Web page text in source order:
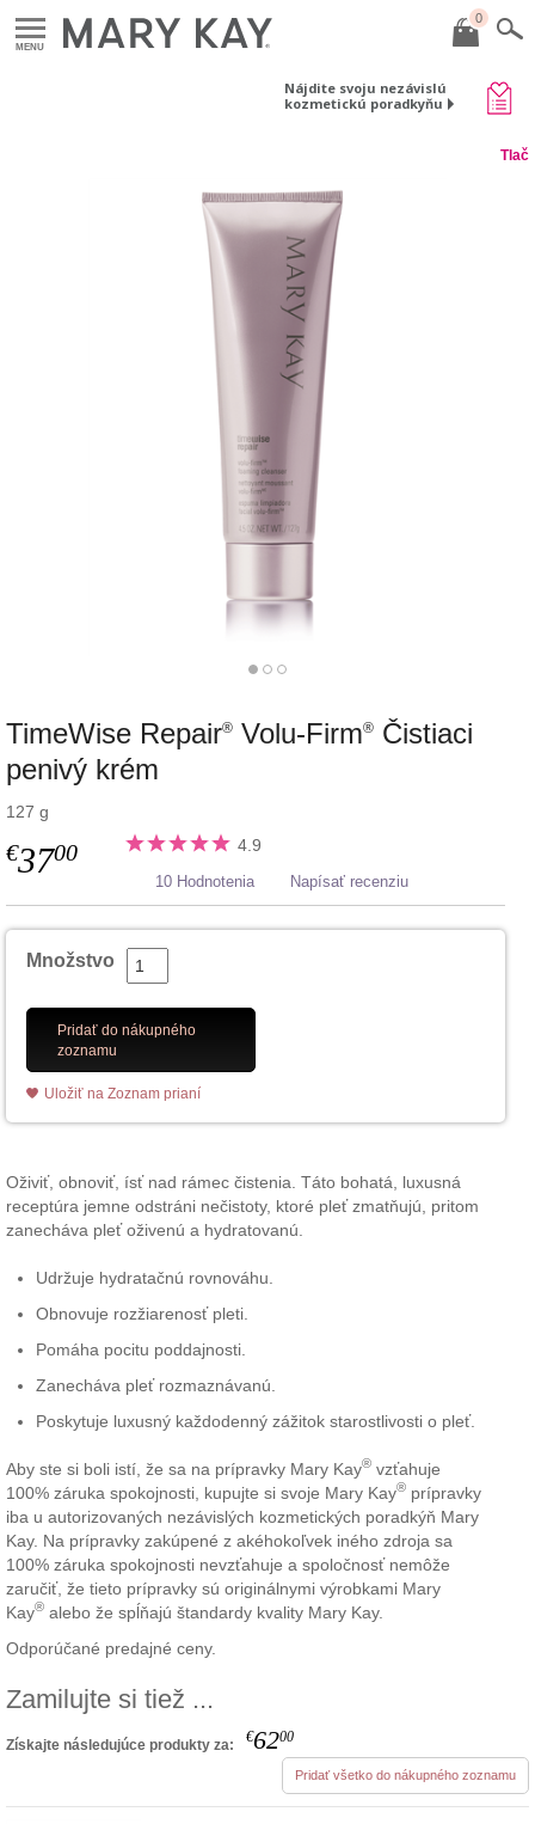
MENU
0
Nájdite svoju nezávislú
kozmetickú poradkyňu
Tlač
TimeWise Repair® Volu-Firm® Čistiaci
penivý krém
127 g
€3700 4.9
10 Hodnotenia Napísať recenziu
Množstvo
Pridať do nákupného
zoznamu
Uložiť na Zoznam prianí
Oživiť, obnoviť, ísť nad rámec čistenia. Táto bohatá, luxusná
receptúra jemne odstráni nečistoty, ktoré pleť zmatňujú, pritom
zanecháva pleť oživenú a hydratovanú.
Udržuje hydratačnú rovnováhu.
Obnovuje rozžiarenosť pleti.
Pomáha pocitu poddajnosti.
Zanecháva pleť rozmaznávanú.
Poskytuje luxusný každodenný zážitok starostlivosti o pleť.
Aby ste si boli istí, že sa na prípravky Mary Kay® vzťahuje
100% záruka spokojnosti, kupujte si svoje Mary Kay® prípravky
iba u autorizovaných nezávislých kozmetických poradkýň Mary
Kay. Na prípravky zakúpené z akéhokoľvek iného zdroja sa
100% záruka spokojnosti nevzťahuje a spoločnosť nemôže
zaručiť, že tieto prípravky sú originálnymi výrobkami Mary
Kay® alebo že spĺňajú štandardy kvality Mary Kay.
Odporúčané predajné ceny.
Zamilujte si tiež ...
Získajte následujúce produkty za: €6200
Pridať všetko do nákupného zoznamu